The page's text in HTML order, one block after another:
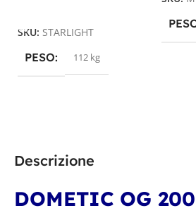
Descrizione
DOMETIC OG
SKU: STARLIGHT
PESO 112 kg